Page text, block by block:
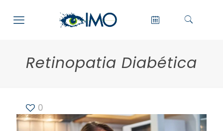
Retinopatia Diabética
0